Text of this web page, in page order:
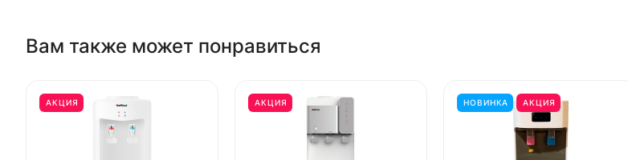
Вам также может понравиться
АКЦИЯ АКЦИЯ НОВИНКА АКЦИЯ